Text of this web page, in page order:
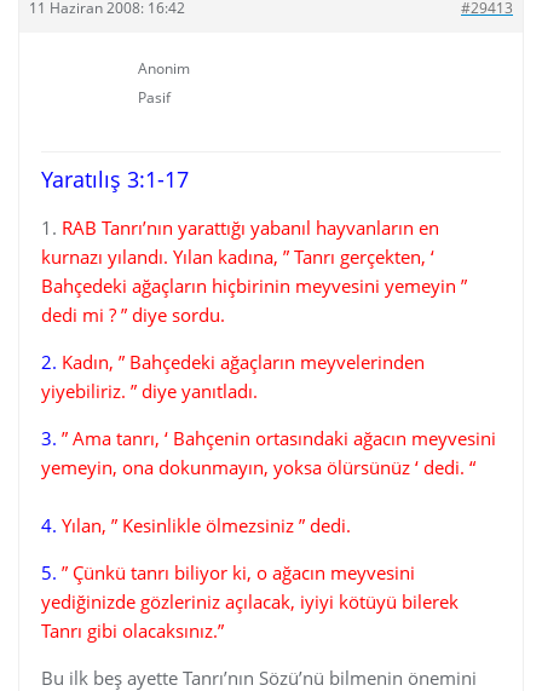
11 Haziran 2008: 16:42 #29413
Anonim
Pasif
Yaratılış 3:1-17
1. RAB Tanrı’nın yarattığı yabanıl hayvanların en
kurnazı yılandı. Yılan kadına, ” Tanrı gerçekten, ‘
Bahçedeki ağaçların hiçbirinin meyvesini yemeyin ”
dedi mi ? ” diye sordu.
2. Kadın, ” Bahçedeki ağaçların meyvelerinden
yiyebiliriz. ” diye yanıtladı.
3. ” Ama tanrı, ‘ Bahçenin ortasındaki ağacın meyvesini
yemeyin, ona dokunmayın, yoksa ölürsünüz ‘ dedi. “
4. Yılan, ” Kesinlikle ölmezsiniz ” dedi.
5. ” Çünkü tanrı biliyor ki, o ağacın meyvesini
yediğinizde gözleriniz açılacak, iyiyi kötüyü bilerek
Tanrı gibi olacaksınız.”
Bu ilk beş ayette Tanrı’nın Sözü’nü bilmenin önemini